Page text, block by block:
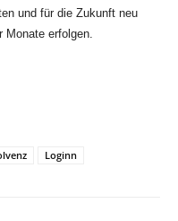
und für die Zukunft neu
erfolgen.
Loginn